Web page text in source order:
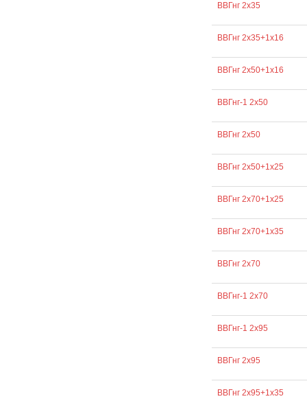
ВВГнг 2х35
ВВГнг 2х35+1х16
ВВГнг 2х50+1х16
ВВГнг-1 2х50
ВВГнг 2х50
ВВГнг 2х50+1х25
ВВГнг 2х70+1х25
ВВГнг 2х70+1х35
ВВГнг 2х70
ВВГнг-1 2х70
ВВГнг-1 2х95
ВВГнг 2х95
ВВГнг 2х95+1х35